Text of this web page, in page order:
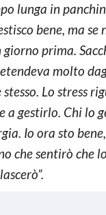
lunga in
bene, ma se
prima.
molto
Lo stress
a gestirlo. Chi lo
Io ora sto
che sentirò che